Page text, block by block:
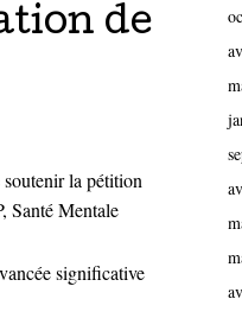
de
la pétition
Mentale
significative